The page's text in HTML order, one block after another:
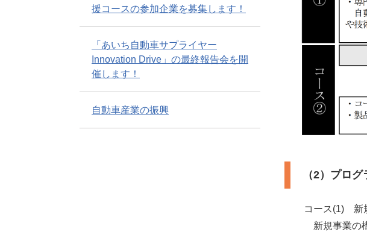
（2）プロ
コース(1) 新
新規事業の
援コースの参加企業を募集します！
「あいち自動車サプライヤー
Innovation Drive」の最終報告会を開
催します！
自動車産業の振興